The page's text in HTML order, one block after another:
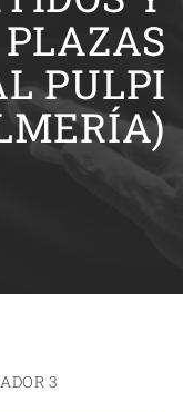
PULPI
3